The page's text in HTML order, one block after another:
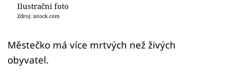
Přihlášení
Sledujte nás
Ilustrační foto
Zdroj: istock.com
Městečko má více mrtvých než živých
obyvatel.